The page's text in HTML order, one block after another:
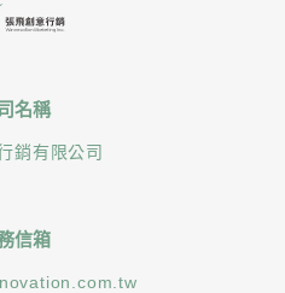
名稱
銷有限公司
信箱